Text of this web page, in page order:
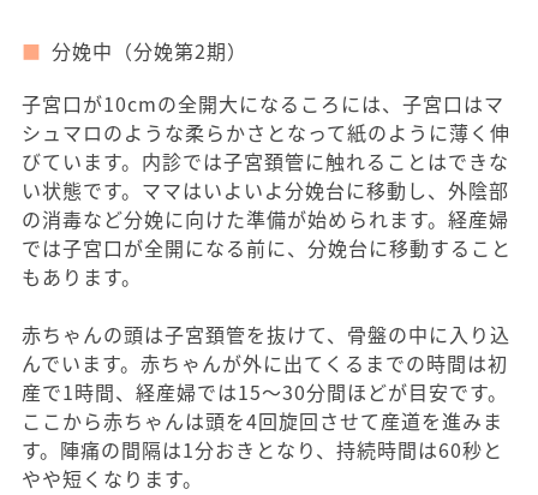
分娩中（分娩第2期）
子宮口が10cmの全開大になるころには、子宮口はマ
シュマロのような柔らかさとなって紙のように薄く伸
びています。内診では子宮頚管に触れることはできな
い状態です。ママはいよいよ分娩台に移動し、外陰部
の消毒など分娩に向けた準備が始められます。経産婦
では子宮口が全開になる前に、分娩台に移動すること
もあります。
赤ちゃんの頭は子宮頚管を抜けて、骨盤の中に入り込
んでいます。赤ちゃんが外に出てくるまでの時間は初
産で1時間、経産婦では15～30分間ほどが目安です。
ここから赤ちゃんは頭を4回旋回させて産道を進みま
す。陣痛の間隔は1分おきとなり、持続時間は60秒と
やや短くなります。